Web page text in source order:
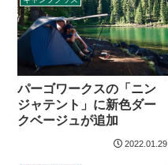
パーゴワークスの「ニン
ジャテント」に新色ダー
クベージュが追加
2022.01.29